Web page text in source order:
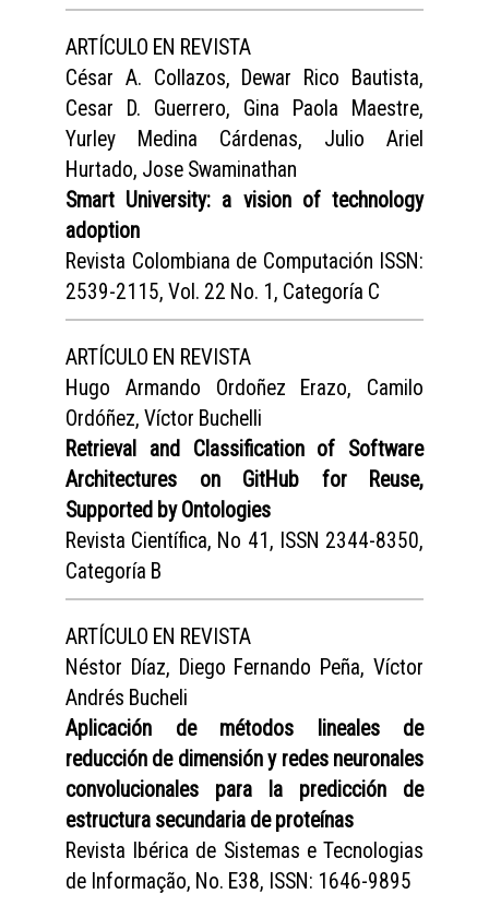
ARTÍCULO EN REVISTA
César A. Collazos, Dewar Rico Bautista,
Cesar D. Guerrero, Gina Paola Maestre,
Yurley Medina Cárdenas, Julio Ariel
Hurtado, Jose Swaminathan
Smart University: a vision of technology
adoption
Revista Colombiana de Computación ISSN:
2539-2115, Vol. 22 No. 1, Categoría C
ARTÍCULO EN REVISTA
Hugo Armando Ordoñez Erazo, Camilo
Ordóñez, Víctor Buchelli
Retrieval and Classification of Software
Architectures on GitHub for Reuse,
Supported by Ontologies
Revista Científica, No 41, ISSN 2344-8350,
Categoría B
ARTÍCULO EN REVISTA
Néstor Díaz, Diego Fernando Peña, Víctor
Andrés Bucheli
Aplicación de métodos lineales de
reducción de dimensión y redes neuronales
convolucionales para la predicción de
estructura secundaria de proteínas
Revista Ibérica de Sistemas e Tecnologias
de Informação, No. E38, ISSN: 1646-9895